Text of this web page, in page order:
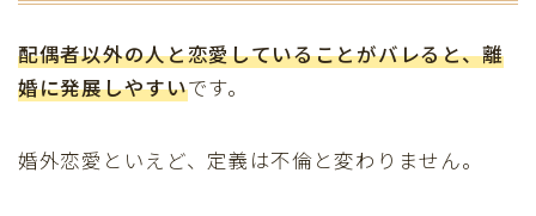
配偶者以外の人と恋愛していることがバレると、離
婚に発展しやすいです。
婚外恋愛といえど、定義は不倫と変わりません。